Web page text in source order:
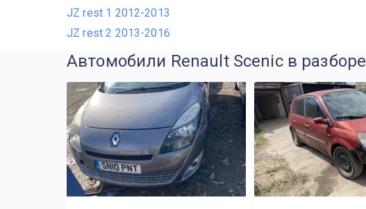
JZ rest 1 2012-2013
JZ rest 2 2013-2016
Автомобили Renault Scenic в разборе